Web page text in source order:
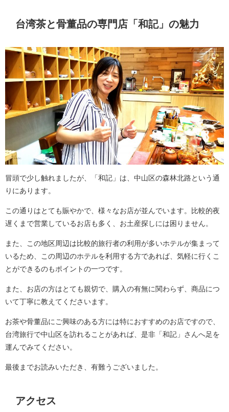
台湾茶と骨董品の専門店「和記」の魅力
冒頭で少し触れましたが、「和記」は、中山区の森林北路という通
りにあります。
この通りはとても賑やかで、様々なお店が並んでいます。比較的夜
遅くまで営業しているお店も多く、お土産探しには困りません。
また、この地区周辺は比較的旅行者の利用が多いホテルが集まって
いるため、この周辺のホテルを利用する方であれば、気軽に行くこ
とができるのもポイントの一つです。
また、お店の方はとても親切で、購入の有無に関わらず、商品につ
いて丁寧に教えてくださいます。
お茶や骨董品にご興味のある方には特におすすめのお店ですので、
台湾旅行で中山区を訪れることがあれば、是非「和記」さんへ足を
運んでみてください。
最後までお読みいただき、有難うございました。
アクセス